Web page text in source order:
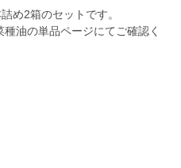
め2箱のセットです。
油の単品ページにてご確認く